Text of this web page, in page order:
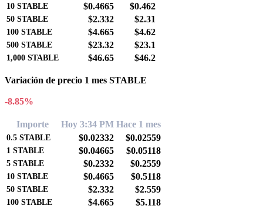
10 STABLE $0.4665 $0.462
50 STABLE $2.332 $2.31
100 STABLE $4.665 $4.62
500 STABLE $23.32 $23.1
1,000 STABLE $46.65 $46.2
Variación de precio 1 mes STABLE
-8.85%
Importe Hoy 3:34 PM Hace 1 mes
0.5 STABLE $0.02332 $0.02559
1 STABLE $0.04665 $0.05118
5 STABLE $0.2332 $0.2559
10 STABLE $0.4665 $0.5118
50 STABLE $2.332 $2.559
100 STABLE $4.665 $5.118